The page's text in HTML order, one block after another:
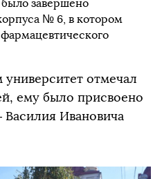
завершено
№ 6, в котором
отмечал
ему было присвоено
Василия Ивановича